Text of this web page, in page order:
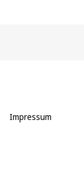
Impressum